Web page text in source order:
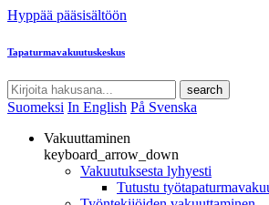
Hyppää pääsisältöön
Tapaturmavakuutuskeskus
search
Suomeksi In English På Svenska
Vakuuttaminen
keyboard_arrow_down
Vakuutuksesta lyhyesti
Tutustu